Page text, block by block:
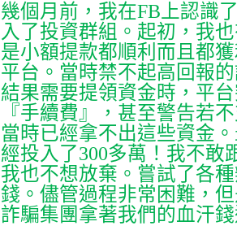
幾個月前，我在FB 上認識
入了投資群組。起初，我
是小額提款都順利而且都
平台。當時禁不起高回報
結果需要提領資金時，平
『手續費』，甚至警告若
當時已經拿不出這些資金
經投入了300多萬！我不敢
我也不想放棄。嘗試了各
錢。儘管過程非常困難，
詐騙集團拿著我們的血汗